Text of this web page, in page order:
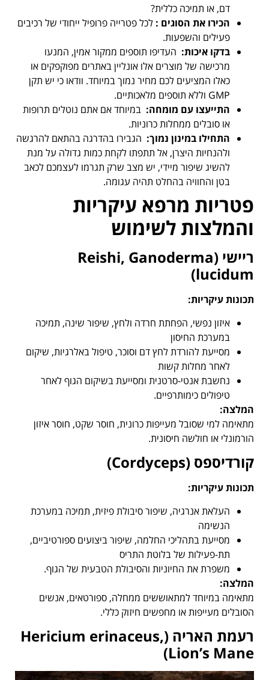
דם, או תמיכה כללית?
הכירו את הסוגים : לכל פטרייה פרופיל ייחודי של רכיבים
פעילים והשפעות.
בדקו איכות: העדיפו תוספים ממקור אמין, המנעו
מרכישה של מוצרים אלו אונליין באתרים מפוקפקים או
כאלו המציעים לכם מחיר נמוך במיוחד. וודאו כי יש תקן
GMP וללא תוספים מלאכותיים.
התייעצו עם מומחה: במיוחד אם אתם נוטלים תרופות
או סובלים ממחלות כרוניות.
התחילו במינון נמוך: הגבירו בהדרגה בהתאם להרגשה
ולהנחיות היצרן, אל תתפתו לקחת כמות גדולה על מנת
להשיג שיפור מיידי, יש מצב שרק תגרמו לעצמכם לכאב
בטן והחוויה בהחלט תהיה עגומה.
פטריות מרפא עיקריות
והמלצות לשימוש
ריישי (Reishi, Ganoderma
lucidum)
תכונות עיקריות:
איזון נפשי, הפחתת חרדה ולחץ, שיפור שינה, תמיכה
במערכת החיסון
מסייעת להורדת לחץ דם וסוכר, טיפול באלרגיות, שיקום
לאחר מחלות קשות
נחשבת אנטי-סרטנית ומסייעת בשיקום הגוף לאחר
טיפולים כימותרפיים.
המלצה:
מתאימה למי שסובל מעייפות כרונית, חוסר שקט, חוסר איזון
הורמונלי או חולשה חיסונית.
קורדיספס (Cordyceps)
תכונות עיקריות:
העלאת אנרגיה, שיפור סיבולת פיזית, תמיכה במערכת
הנשימה
מסייעת בתהליכי החלמה, שיפור ביצועים ספורטיביים,
תת-פעילות של בלוטת התריס
משפרת את החיוניות והסיבולת הטבעית של הגוף.
המלצה:
מתאימה במיוחד למתאוששים ממחלה, ספורטאים, אנשים
הסובלים מעייפות או מחפשים חיזוק כללי.
רעמת האריה (Hericium erinaceus,
Lion’s Mane)